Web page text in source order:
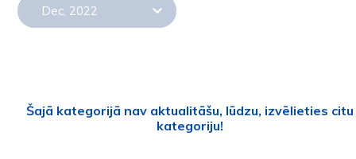
Dec, 2022
Šajā kategorijā nav aktualitāšu, lūdzu, izvēlieties citu
kategoriju!